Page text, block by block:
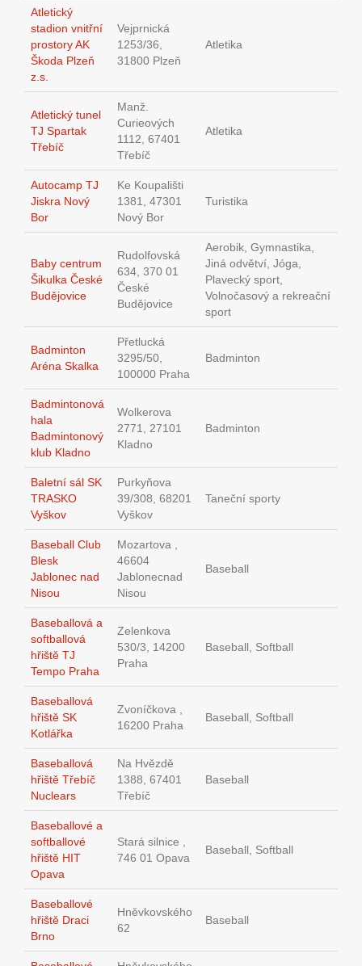
Atletický
stadion vnitřní
prostory AK
Škoda Plzeň
z.s.
Vejprnická
1253/36,
31800 Plzeň
Atletika
Atletický tunel
TJ Spartak
Třebíč
Manž.
Curieových
1112, 67401
Třebíč
Atletika
Autocamp TJ
Jiskra Nový
Bor
Ke Koupališti
1381, 47301
Nový Bor
Turistika
Baby centrum
Šikulka České
Budějovice
Rudolfovská
634, 370 01
České
Budějovice
Aerobik, Gymnastika,
Jiná odvětví, Jóga,
Plavecký sport,
Volnočasový a rekreační
sport
Badminton
Aréna Skalka
Přetlucká
3295/50,
100000 Praha
Badminton
Badmintonová
hala
Badmintonový
klub Kladno
Wolkerova
2771, 27101
Kladno
Badminton
Baletní sál SK
TRASKO
Vyškov
Purkyňova
39/308, 68201
Vyškov
Taneční sporty
Baseball Club
Blesk
Jablonec nad
Nisou
Mozartova ,
46604
Jablonecnad
Nisou
Baseball
Baseballová a
softballová
hřiště TJ
Tempo Praha
Zelenkova
530/3, 14200
Praha
Baseball, Softball
Baseballová
hřiště SK
Kotlářka
Zvoníčkova ,
16200 Praha
Baseball, Softball
Baseballová
hřiště Třebíč
Nuclears
Na Hvězdě
1388, 67401
Třebíč
Baseball
Baseballové a
softballové
hřiště HIT
Opava
Stará silnice ,
746 01 Opava
Baseball, Softball
Baseballové
hřiště Draci
Brno
Hněvkovského
62
Baseball